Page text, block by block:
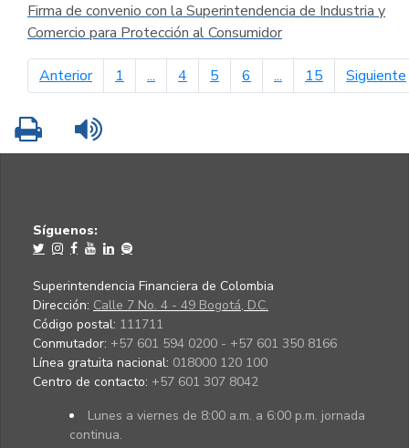
Firma de convenio con la Superintendencia de Industria y
Comercio para Protección al Consumidor
Anteriorpágina anterior
1 ... 4 5 6 ... 15 Siguiente
Imprimir
Síguenos:
Superintendencia Financiera de Colombia
Dirección: Calle 7 No. 4 - 49 Bogotá, D.C.
Código postal: 111711
Conmutador: +57 601 594 0200 - +57 601 350 8166
Línea gratuita nacional: 018000 120 100
Centro de contacto: +57 601 307 8042
Lunes a viernes de 8:00 a.m. a 6:00 p.m. jornada
continua.